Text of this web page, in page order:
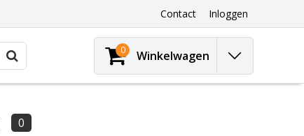
Contact Inloggen
0 Winkelwagen
0